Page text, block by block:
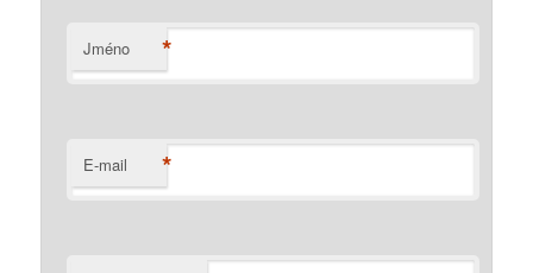
Jméno *
E-mail *